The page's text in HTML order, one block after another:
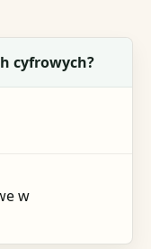
cyfrowych?
w